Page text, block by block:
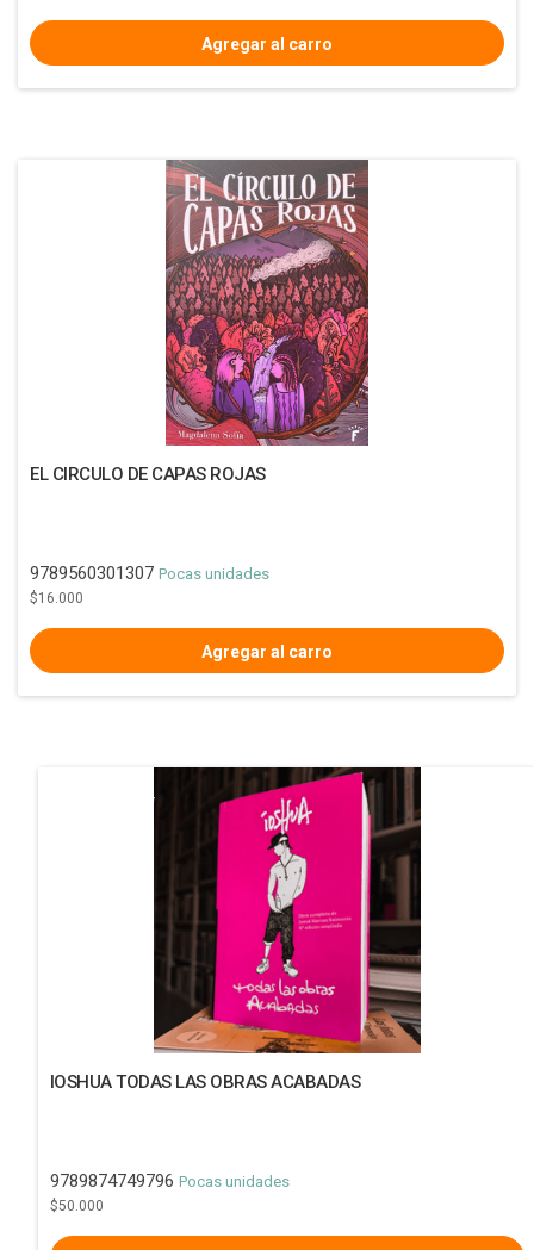
EL CIRCULO DE CAPAS ROJAS
9789560301307 Pocas unidades
$16.000
IOSHUA TODAS LAS OBRAS ACABADAS
9789874749796 Pocas unidades
$50.000